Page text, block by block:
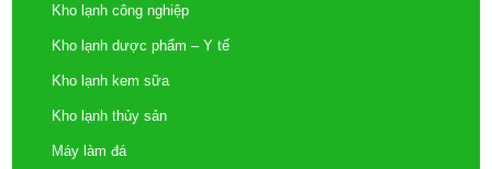
Kho lạnh công nghiệp
Kho lạnh dược phẩm – Y tế
Kho lạnh kem sữa
Kho lạnh thủy sản
Máy làm đá